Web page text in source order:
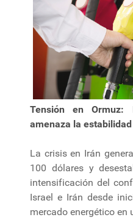
Tensión en Ormuz:
amenaza la
La crisis en Irán
100 dólares y
intensificación del
Israel e Irán desde
mercado energético en